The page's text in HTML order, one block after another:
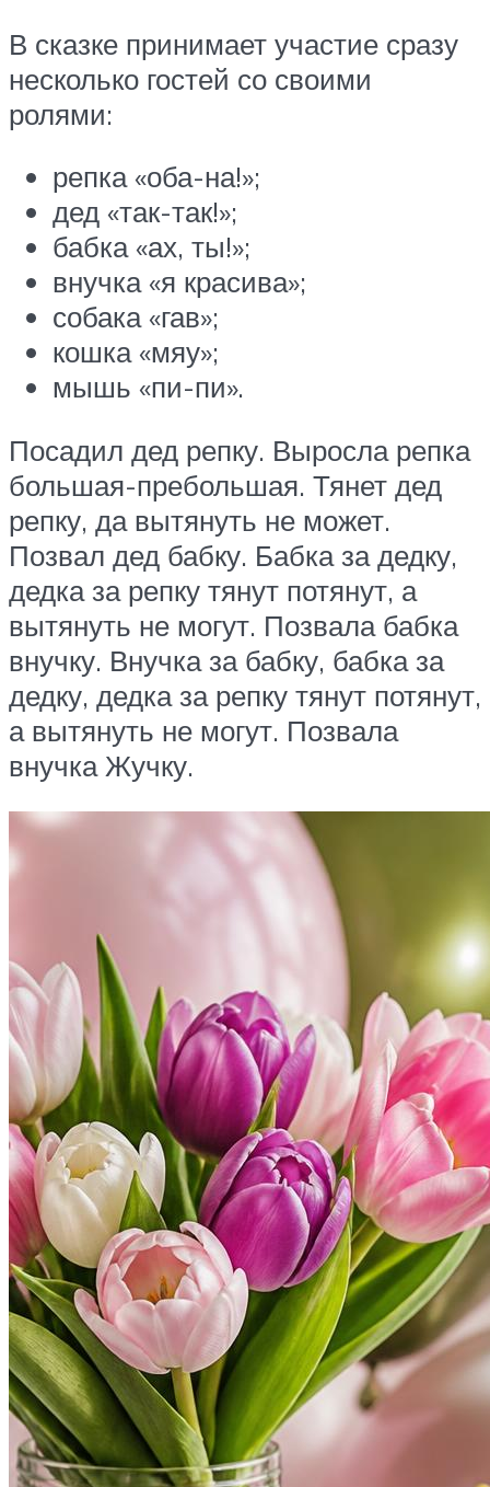
В сказке принимает участие сразу
несколько гостей со своими
ролями:
репка «оба-на!»;
дед «так-так!»;
бабка «ах, ты!»;
внучка «я красива»;
собака «гав»;
кошка «мяу»;
мышь «пи-пи».
Посадил дед репку. Выросла репка
большая-пребольшая. Тянет дед
репку, да вытянуть не может.
Позвал дед бабку. Бабка за дедку,
дедка за репку тянут потянут, а
вытянуть не могут. Позвала бабка
внучку. Внучка за бабку, бабка за
дедку, дедка за репку тянут потянут,
а вытянуть не могут. Позвала
внучка Жучку.